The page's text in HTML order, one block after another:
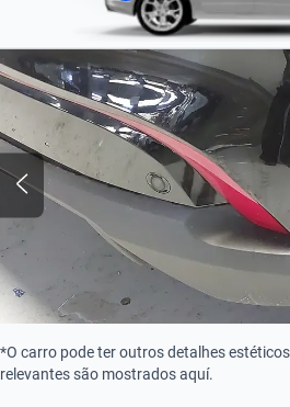
*O carro pode ter outros detalhes
relevantes são mostrados aquí.